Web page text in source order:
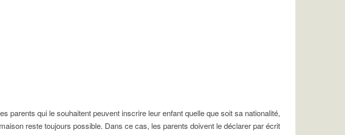
parents qui le souhaitent peuvent inscrire leur enfant quelle que soit sa nationalité,
reste toujours possible. Dans ce cas, les parents doivent le déclarer par écrit